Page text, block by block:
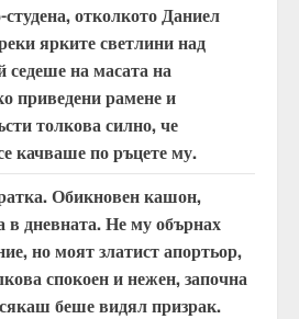
отколкото Даниел
ярките светлини над
седеше на масата на
приведени рамене и
толкова силно, че
качваше по ръцете му.
Обикновен кашон,
в дневната. Не му обърнах
но моят златист апортьор,
спокоен и нежен, започна
беше видял призрак.